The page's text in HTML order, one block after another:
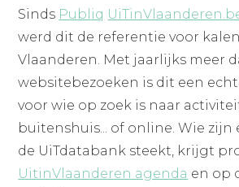
Sinds Publiq
werd dit de referentie voor
Vlaanderen. Met jaarlijks meer
websitebezoeken is dit een
voor wie op zoek is naar
buitenshuis... of online. Wie zijn
de UiTdatabank steekt, krijgt
UitinVlaanderen agenda en op